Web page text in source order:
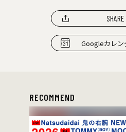
SHARE
Googleカレン
RECOMMEND